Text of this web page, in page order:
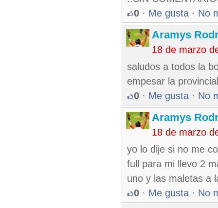
0 · Me gusta · No
Aramys
18 de marzo
saludos a todos la
empesar la
0 · Me gusta · No
Aramys
18 de marzo
yo lo dije si no me
full para mi llevo 2
uno y las maletas a
0 · Me gusta · No